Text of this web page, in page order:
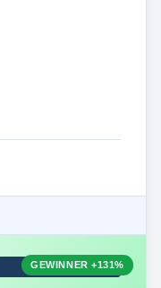
GEWINNER+131%